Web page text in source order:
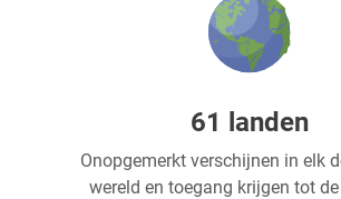
61 landen
Onopgemerkt verschijnen in elk
wereld en toegang krijgen tot